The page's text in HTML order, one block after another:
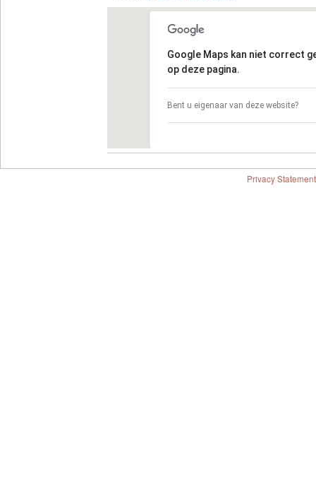
Google Maps kan niet correct
op deze pagina.
Bent u eigenaar van deze website?
Privacy Statement